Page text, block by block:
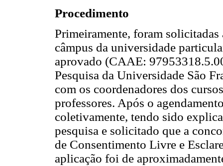
Procedimento
Primeiramente, foram solicitadas
câmpus da universidade
aprovado (CAAE:
Pesquisa da Universidade São
com os coordenadores dos
professores. Após o
coletivamente, tendo sido
pesquisa e solicitado que a
de Consentimento Livre e
aplicação foi de